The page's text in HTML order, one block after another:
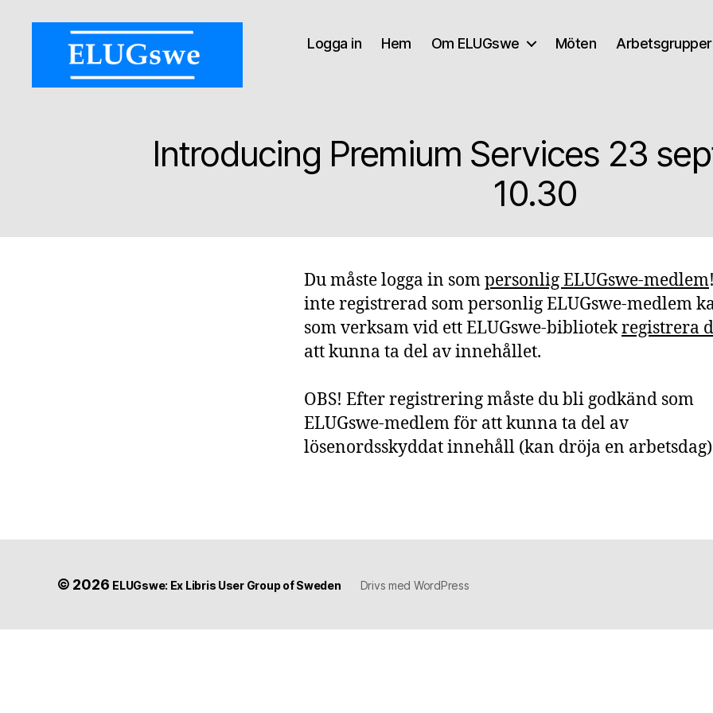
Logga in Hem Om ELUGswe Möten Arbetsgrupper
Introducing Premium Services 23
10.30
Du måste logga in sompersonlig ELUGswe-medlem
inte registrerad som personlig ELUGswe-medlem
som verksam vid ett ELUGswe-bibliotekregistrera
att kunna ta del av innehållet.
OBS! Efter registrering måste du bli godkänd som
ELUGswe-medlem för att kunna ta del av
lösenordsskyddat innehåll (kan dröja en
© 2026 ELUGswe: Ex Libris User Group of Sweden Drivs med WordPress